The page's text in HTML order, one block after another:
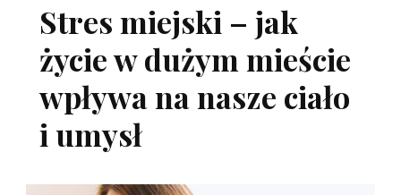
Stres miejski – jak
życie w dużym mieście
wpływa na nasze ciało
i umysł